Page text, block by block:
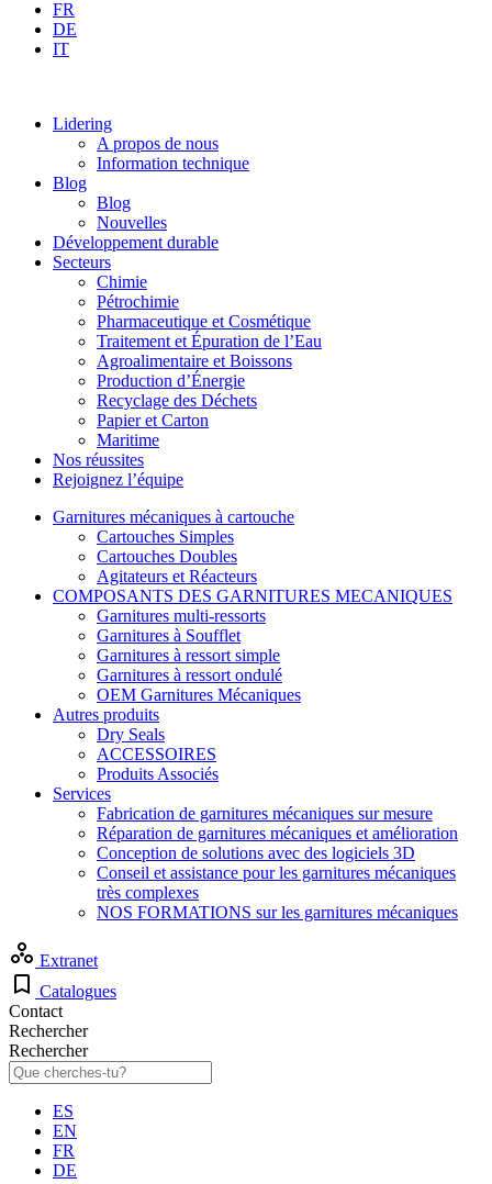
FR
DE
IT
Lidering
A propos de nous
Information technique
Blog
Blog
Nouvelles
Développement durable
Secteurs
Chimie
Pétrochimie
Pharmaceutique et Cosmétique
Traitement et Épuration de l’Eau
Agroalimentaire et Boissons
Production d’Énergie
Recyclage des Déchets
Papier et Carton
Maritime
Nos réussites
Rejoignez l’équipe
Garnitures mécaniques à cartouche
Cartouches Simples
Cartouches Doubles
Agitateurs et Réacteurs
COMPOSANTS DES GARNITURES MECANIQUES
Garnitures multi-ressorts
Garnitures à Soufflet
Garnitures à ressort simple
Garnitures à ressort ondulé
OEM Garnitures Mécaniques
Autres produits
Dry Seals
ACCESSOIRES
Produits Associés
Services
Fabrication de garnitures mécaniques sur mesure
Réparation de garnitures mécaniques et amélioration
Conception de solutions avec des logiciels 3D
Conseil et assistance pour les garnitures mécaniques
très complexes
NOS FORMATIONS sur les garnitures mécaniques
Extranet
Catalogues
Contact
Rechercher
Rechercher
ES
EN
FR
DE